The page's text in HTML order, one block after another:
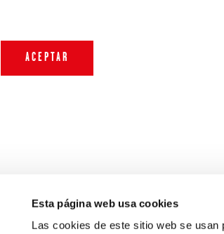
Esta página web usa cookies
Las cookies de este sitio web se